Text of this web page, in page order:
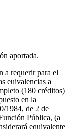
aportada.
a requerir para el
euivalencias a
(180 créditos)
en la
1984, de 2 de
Pública, (a
equivalente